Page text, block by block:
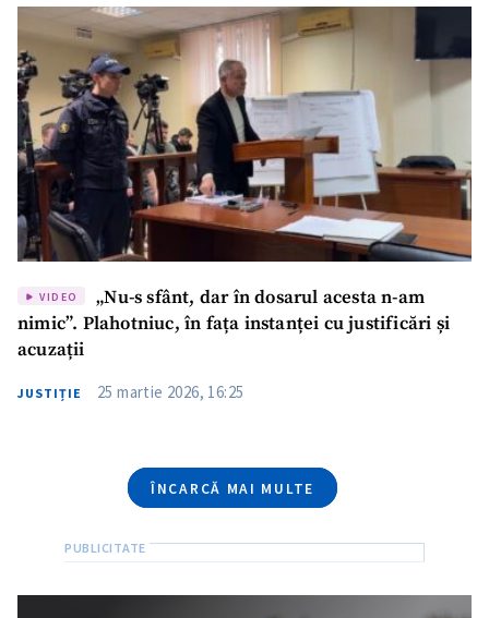
VIDEO
„Nu-s sfânt, dar în dosarul acesta n-am
nimic”. Plahotniuc, în fața instanței cu justificări și
acuzații
JUSTIȚIE 25 martie 2026, 16:25
ÎNCARCĂ MAI MULTE
Nume+ Numele meu
Email+ Emailul meu
Telefon
+ Telefon personal
Am citit și sunt de
acord cu politica de
confidențialitate.